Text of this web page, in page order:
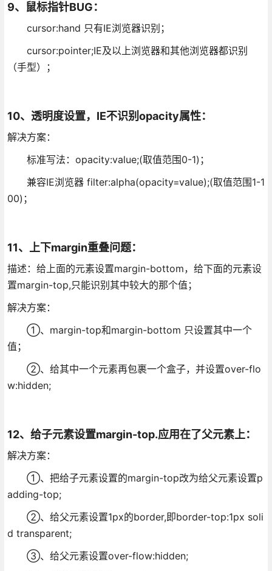
9、鼠标指针BUG：
cursor:hand 只有IE浏览器识别；
cursor:pointer;IE及以上浏览器和其他浏览器都识别
（手型）；
10、透明度设置，IE不识别opacity属性：
解决方案：
标准写法：opacity:value;(取值范围0-1)；
兼容IE浏览器 filter:alpha(opacity=value);(取值范围1-1
00)；
11、上下margin重叠问题：
描述：给上面的元素设置margin-bottom，给下面的元素设
置margin-top,只能识别其中较大的那个值；
解决方案：
①、margin-top和margin-bottom 只设置其中一个
值；
②、给其中一个元素再包裹一个盒子，并设置over-flo
w:hidden;
12、给子元素设置margin-top.应用在了父元素上：
解决方案：
①、把给子元素设置的margin-top改为给父元素设置p
adding-top;
②、给父元素设置1px的border,即border-top:1px soli
d transparent;
③、给父元素设置over-flow:hidden;